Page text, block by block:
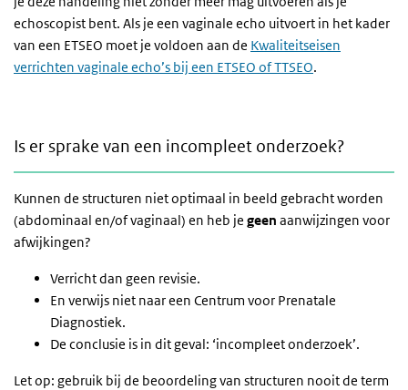
echoscopist bent. Als je een vaginale echo uitvoert in het kader
van een ETSEO moet je voldoen aan de Kwaliteitseisen
verrichten vaginale echo’s bij een ETSEO of TTSEO.
Is er sprake van een incompleet onderzoek?
Kunnen de structuren niet optimaal in beeld gebracht worden
(abdominaal en/of vaginaal) en heb je geen aanwijzingen voor
afwijkingen?
Verricht dan geen revisie.
En verwijs niet naar een Centrum voor Prenatale
Diagnostiek.
De conclusie is in dit geval: ‘incompleet onderzoek’.
Let op: gebruik bij de beoordeling van structuren nooit de term